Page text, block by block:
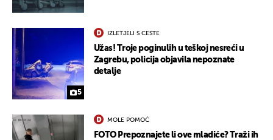
5
IZLETJELI S CESTE
Užas! Troje poginulih u teškoj nesreći u
Zagrebu, policija objavila nepoznate
detalje
MOLE POMOĆ
FOTO Prepoznajete li ove mladiće? Traži ih
UKLJUČITE NOTIFIKACIJE